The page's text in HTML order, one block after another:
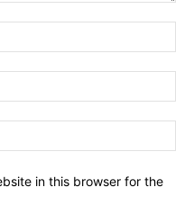
in this browser for the